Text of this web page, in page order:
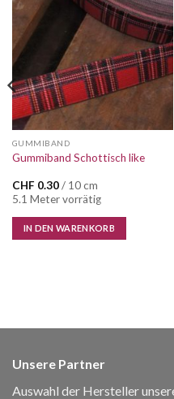
Auf die
Wunschliste
GUMMIBAND
Gummiband Schottisch like
CHF 0.30/ 10 cm
5.1 Meter vorrätig
IN DEN WARENKORB
Unsere Partner
Auswahl der Hersteller